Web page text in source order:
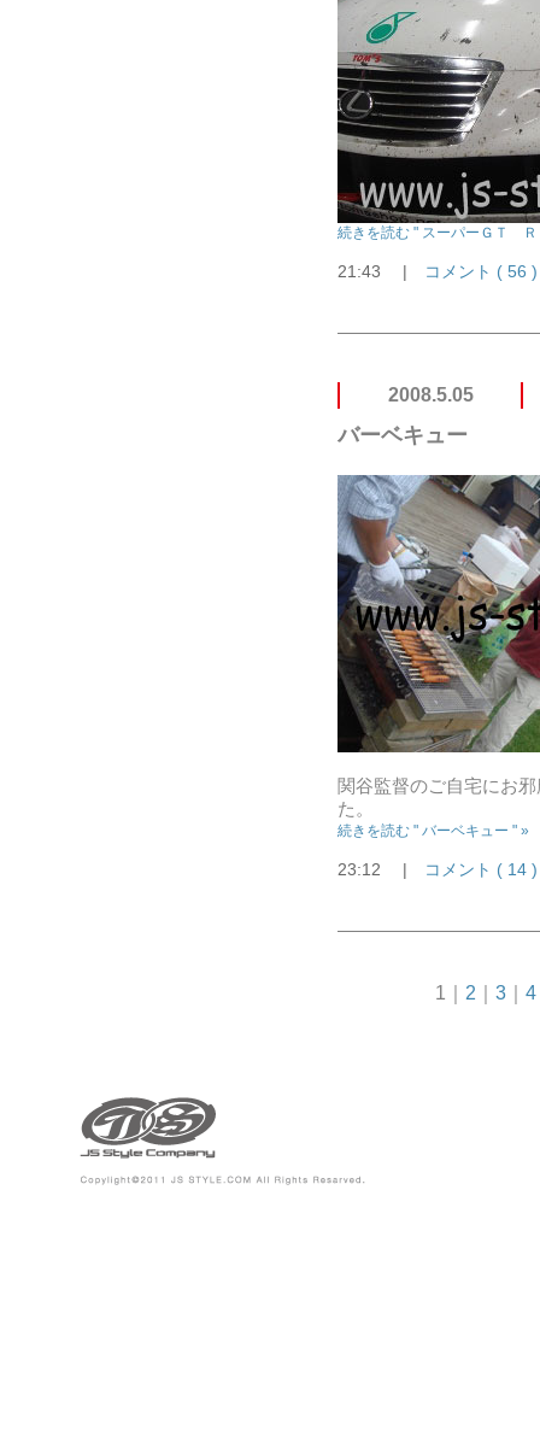
続きを読む " スーパーＧＴ
21:43 | コメント ( 56 )
2008.5.05
バーベキュー
関谷監督のご自宅にお
た。
続きを読む " バーベキュー " »
23:12 | コメント ( 14 )
1 2 3 4